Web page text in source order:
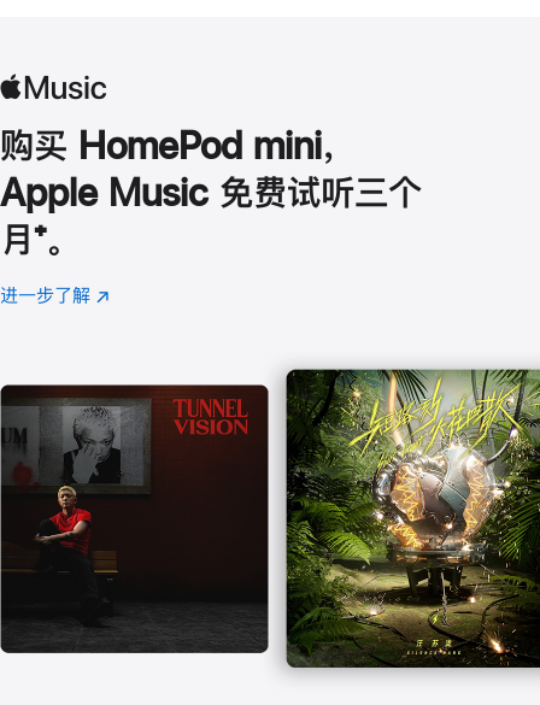
购买 HomePod mini，
Apple Music 免费试听三个
月 脚
注
⁺。
进一步了解 Apple
(在
口
中
打
开)